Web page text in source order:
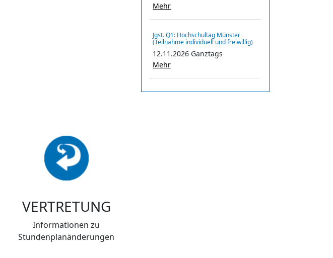
Mehr
Jgst. Q1: Hochschultag Münster
(Teilnahme individuell und freiwillig)
12.11.2026 Ganztags
Mehr
VERTRETUNG
Informationen zu
Stundenplanänderungen